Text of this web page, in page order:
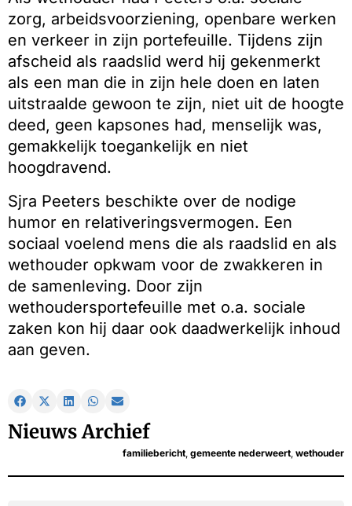
zorg, arbeidsvoorziening, openbare werken
en verkeer in zijn portefeuille. Tijdens zijn
afscheid als raadslid werd hij gekenmerkt
als een man die in zijn hele doen en laten
uitstraalde gewoon te zijn, niet uit de hoogte
deed, geen kapsones had, menselijk was,
gemakkelijk toegankelijk en niet
hoogdravend.
Sjra Peeters beschikte over de nodige
humor en relativeringsvermogen. Een
sociaal voelend mens die als raadslid en als
wethouder opkwam voor de zwakkeren in
de samenleving. Door zijn
wethoudersportefeuille met o.a. sociale
zaken kon hij daar ook daadwerkelijk inhoud
aan geven.
Nieuws Archief
familiebericht, gemeente nederweert, wethouder